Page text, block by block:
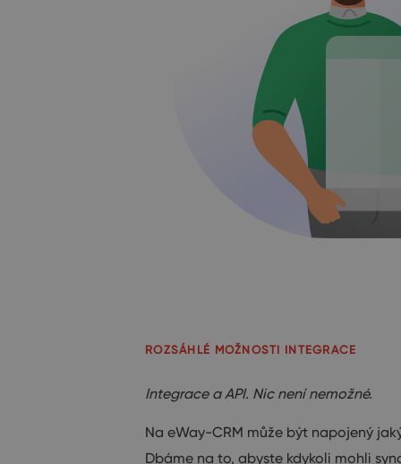
ROZSÁHLÉ MOŽNOSTI INTEGRACE
Integrace a API. Nic není nemožné.
Na eWay-CRM může být napojený
Dbáme na to, abyste kdykoli mohli